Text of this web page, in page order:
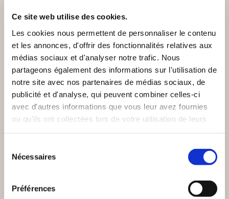
Ce site web utilise des cookies.
Les cookies nous permettent de personnaliser le contenu
et les annonces, d'offrir des fonctionnalités relatives aux
médias sociaux et d'analyser notre trafic. Nous
partageons également des informations sur l'utilisation de
notre site avec nos partenaires de médias sociaux, de
publicité et d'analyse, qui peuvent combiner celles-ci
avec d'autres informations que vous leur avez fournies
ou qu'ils ont collectées lors de votre utilisation de leurs
Nécessaires
Préférences
(0 avis)
Jérôme Zenastral